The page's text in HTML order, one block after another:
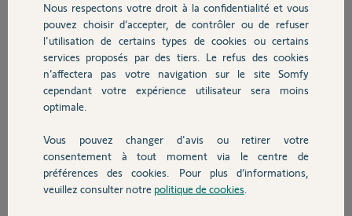
Chauffage
Autres produits
Devis avec un pro
Contact
Participer au fil de discussion
Réponses
faites vous référence avec les lettres A,B,C et la flèche ?
Pascal R. il y a plus de 7 ans
Nous respectons votre droit à la confidentialité et vous
pouvez choisir d’accepter, de contrôler ou de refuser
l'utilisation de certains types de cookies ou certains
services proposés par des tiers. Le refus des cookies
n’affectera pas votre navigation sur le site Somfy
cependant votre expérience utilisateur sera moins
optimale.
Vous pouvez changer d'avis ou retirer votre
consentement à tout moment via le centre de
préférences des cookies. Pour plus d’informations,
veuillez consulter notre politique de cookies